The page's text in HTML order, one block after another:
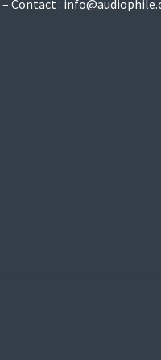
– Contact :